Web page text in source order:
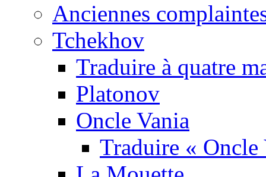
Anciennes
Tchekhov
Traduire à quatre
Platonov
Oncle Vania
Traduire « Oncle